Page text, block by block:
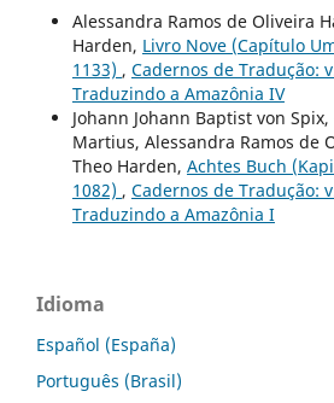
Alessandra Ramos de Oliveira
Harden, Livro Nove (Capítulo
1133) , Cadernos de Tradução:
Traduzindo a Amazônia IV
Johann Johann Baptist von
Martius, Alessandra Ramos de
Theo Harden, Achtes Buch
1082) , Cadernos de Tradução:
Traduzindo a Amazônia I
Idioma
Español (España)
Português (Brasil)